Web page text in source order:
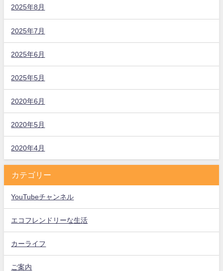
2025年8月
2025年7月
2025年6月
2025年5月
2020年6月
2020年5月
2020年4月
カテゴリー
YouTubeチャンネル
エコフレンドリーな生活
カーライフ
ご案内